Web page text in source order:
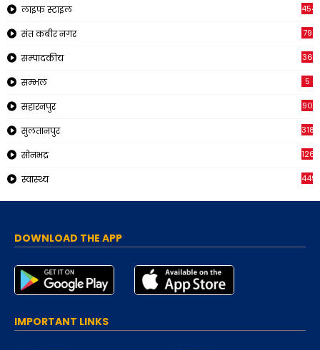
लाइफ स्टाइल 454
संत कबीर नगर 79
सम्पादकीय 36
सम्भल 5
सहारनपुर 90
सुलतानपुर 318
सोनभद्र 1266
स्वास्थ्य 449
DOWNLOAD THE APP
IMPORTANT LINKS